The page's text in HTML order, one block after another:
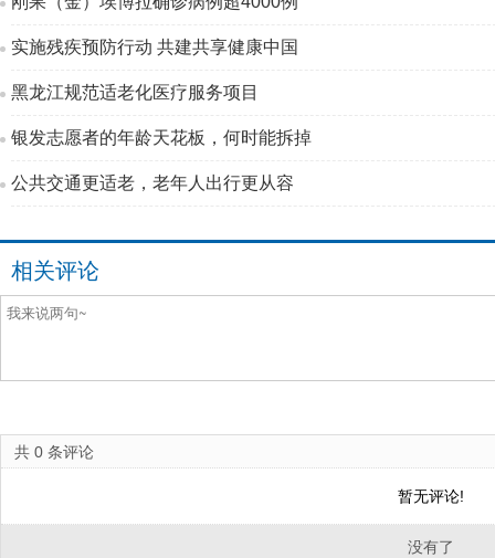
实施残疾预防行动 共建共享健康中国
黑龙江规范适老化医疗服务项目
银发志愿者的年龄天花板，何时能拆掉
公共交通更适老，老年人出行更从容
相关评论
共 0 条评论
暂无评论!
没有了